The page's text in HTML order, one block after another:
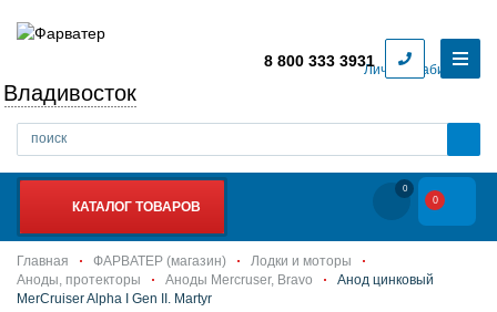
Личный кабинет
Владивосток
8 800 333 3931
КАТАЛОГ ТОВАРОВ
0
0
Главная ФАРВАТЕР (магазин)
Лодки и моторы
Аноды, протекторы
Аноды Mercruser, Bravo
Анод цинковый
MerCruiser Alpha I Gen II. Martyr